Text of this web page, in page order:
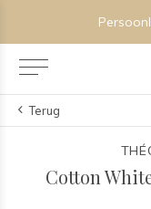
Terug
Cotton